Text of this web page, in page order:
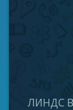
ЛИНДС